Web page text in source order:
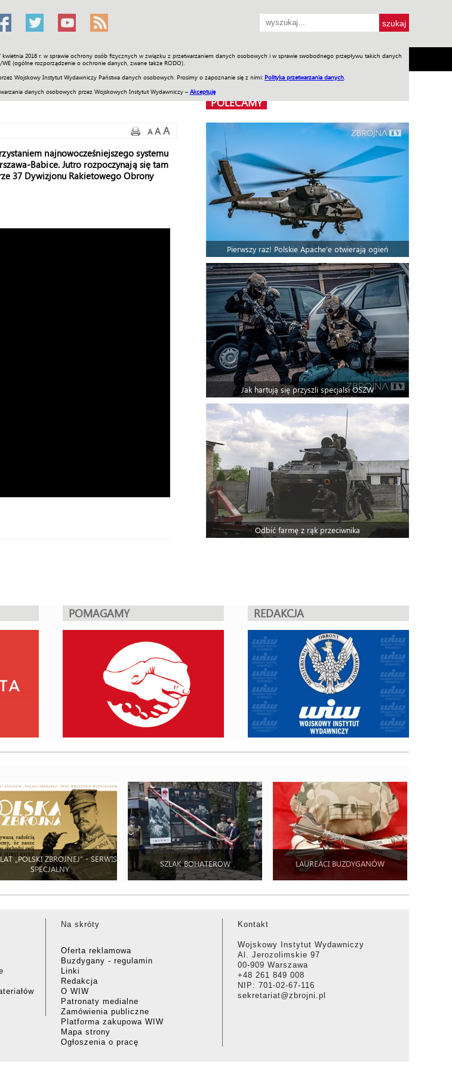
2016 r. w sprawie ochrony osób fizycznych w związku z przetwarzaniem danych osobowych i w sprawie swobodnego przepływu takich danych
(ogólne rozporządzenie o ochronie danych, zwane także RODO).
Wojskowy Instytut Wydawniczy Państwa danych osobowych. Prosimy o zapoznanie się z nimi: Polityka przetwarzania danych
danych osobowych przez Wojskowych Instytut Wydawniczy – Akceptuję
Sport Historia Galerie Wideo ENGLISH SKLEP Jednodniówki Praca w WIW
A A A
najnowocześniejszego systemu
Babice. Jutro rozpoczynają się tam
37 Dywizjonu Rakietowego Obrony
POLECAMY
Pierwszy raz! Polskie Apache’e otwierają ogień
Jak hartują się przyszli specjalsi OSŻW
Odbić farmę z rąk przeciwnika
POMAGAMY REDAKCJA
„POLSKI ZBROJNEJ” - SERWIS
SPECJALNY
SZLAK BOHATERÓW LAUREACI BUZDYGANÓW
Na skróty
Oferta reklamowa
Buzdygany - regulamin
Linki
Redakcja
O WIW
Patronaty medialne
Zamówienia publiczne
Platforma zakupowa WIW
Mapa strony
Ogłoszenia o pracę
Kontakt
Wojskowy Instytut Wydawniczy
Al. Jerozolimskie 97
00-909 Warszawa
+48 261 849 008
NIP: 701-02-67-116
sekretariat@zbrojni.pl